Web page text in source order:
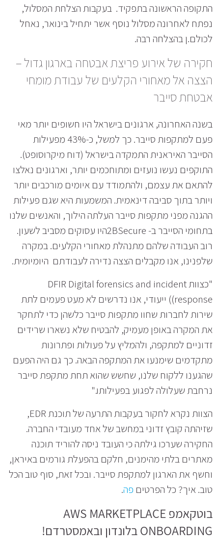
התקופה הראשונה בתפקיד. בעקבות הצלחת המסלול,
נפתח לאחרונה מסלול נוסף אשר יתחיל בינואר, נאחל
לכולם.ן בהצלחה רבה.
חקירה של אירוע פריצת אבטחה בארגון גדול –
הצצה אל מאחורי הקלעים של עבודת מומחי
אבטחת סייבר
בשנה האחרונה, ארגונים בישראל היו חשופים יותר מאי
פעם למתקפות סייבר. כך למשל, כ-43% מפעילות
הסייבר האיראנית התמקדה בישראל (דוח מיקרוסופט).
התוקפים נעשו נועזים ומתוחכמים יותר, וארגונים נאלצו
להתאם את עצמם, ולהתמודד עם איומים מורכבים יותר
ויותר בתוך סביבה דינאמית. המשמעות היא שגם פעילות
ההגנה מפני מתקפות סייבר העלתה הילוך, והאנשים שלנו
בתחומי הסייבר ב- 2BSecureהיו עסוקים מסביב לשעון.
רוב העבודה שלהם מתנהלת מאחורי הקלעים. במקרה
שלפנינו, אנו מקבלים הצצה נדירה לעבודתם היומיומית.
"כצוות DFIR Digital forensics and incident
response)) ייעודי, אנו נדרשים לא מעט פעמים לתת
שירות לחברות שחוו מתקפות סייבר כלשהן כדי לתחקר
את המקרה באופן מעמיק, להבטיח שלא נשארו שרידים
זדוניים למתקפה, ולהמליץ על פעולות ופתרונות
מתקדמים שימנעו את המתקפה הבאה. כך גם היה הפעם
שהגענו ללקוח שלנו, שחשש שהוא תחת מתקפת סייבר
נרחבת שעלולה לפגוע בפעילותו."
הצוות נקרא לחקור בעקבות התרעה של תוכנת EDR,
שזיהתה קובץ זדוני במחשב של אחד מעובדי החברה.
החקירה שערכו גילתה כי העובד ניסה להוריד תוכנה
מאתרים בלתי מהימנים, חלקם בהפעלת גורמים באיראן,
וחשף את הארגון למתקפת סייבר. ובכל זאת, סוף טוב הכל
טוב. איך? כל הפרטים פה.
בוטקאמפAWS MARKETPLACE
ONBOARDINGבלונדון ובאמסטרדם!